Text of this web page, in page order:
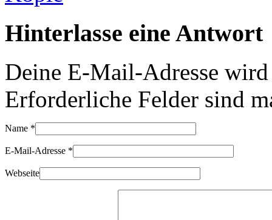
Hinterlasse eine Antwort
Deine E-Mail-Adresse
Erforderliche Felder sind
Name *
E-Mail-Adresse *
Webseite